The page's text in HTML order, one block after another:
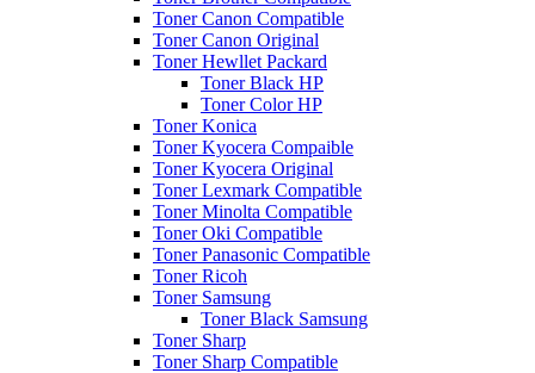
Toner Canon Compatible
Toner Canon Original
Toner Hewllet Packard
Toner Black HP
Toner Color HP
Toner Konica
Toner Kyocera Compaible
Toner Kyocera Original
Toner Lexmark Compatible
Toner Minolta Compatible
Toner Oki Compatible
Toner Panasonic Compatible
Toner Ricoh
Toner Samsung
Toner Black Samsung
Toner Sharp
Toner Sharp Compatible